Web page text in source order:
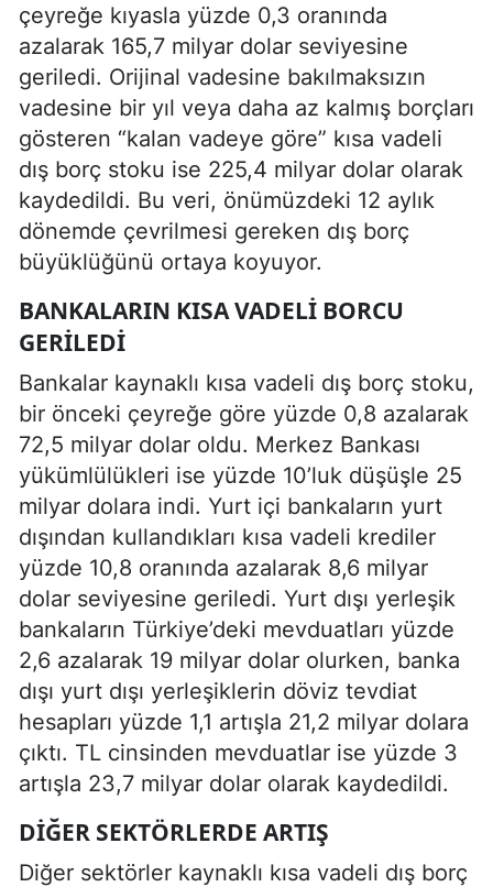
çeyreğe kıyasla yüzde 0,3 oranında
azalarak 165,7 milyar dolar seviyesine
geriledi. Orijinal vadesine bakılmaksızın
vadesine bir yıl veya daha az kalmış borçları
gösteren “kalan vadeye göre” kısa vadeli
dış borç stoku ise 225,4 milyar dolar olarak
kaydedildi. Bu veri, önümüzdeki 12 aylık
dönemde çevrilmesi gereken dış borç
büyüklüğünü ortaya koyuyor.
BANKALARIN KISA VADELI BORCU
GERILEDI
Bankalar kaynaklı kısa vadeli dış borç stoku,
bir önceki çeyreğe göre yüzde 0,8 azalarak
72,5 milyar dolar oldu. Merkez Bankası
yükümlülükleri ise yüzde 10’luk düşüşle 25
milyar dolara indi. Yurt içi bankaların yurt
dışından kullandıkları kısa vadeli krediler
yüzde 10,8 oranında azalarak 8,6 milyar
dolar seviyesine geriledi. Yurt dışı yerleşik
bankaların Türkiye’deki mevduatları yüzde
2,6 azalarak 19 milyar dolar olurken, banka
dışı yurt dışı yerleşiklerin döviz tevdiat
hesapları yüzde 1,1 artışla 21,2 milyar dolara
çıktı. TL cinsinden mevduatlar ise yüzde 3
artışla 23,7 milyar dolar olarak kaydedildi.
DIĞER SEKTÖRLERDE ARTIŞ
Diğer sektörler kaynaklı kısa vadeli dış borç